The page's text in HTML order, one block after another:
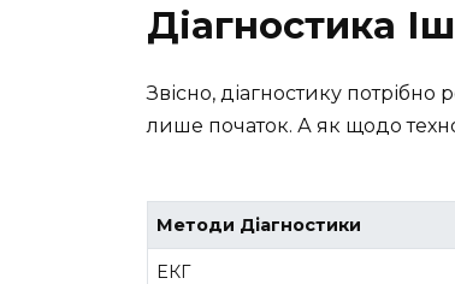
Діагностика
Звісно, діагностику
лише початок. А як щодо
Методи Діагностики
ЕКГ